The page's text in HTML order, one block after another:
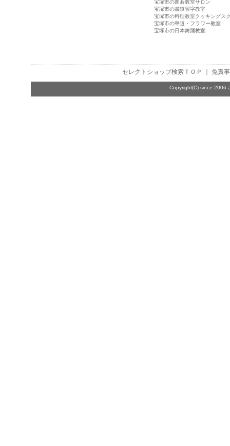
宝塚市の囲碁教室サロン
宝塚市の書道習字教室
宝塚市の料理教室クッキングス
宝塚市の華道・フラワー教室
宝塚市の日本舞踊教室
セレクトショップ検索 ＴＯＰ ｜ 免責
Copyright(C) since 2006